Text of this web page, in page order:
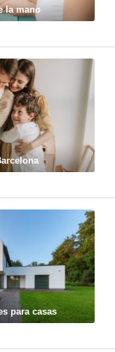
la mano
para casas